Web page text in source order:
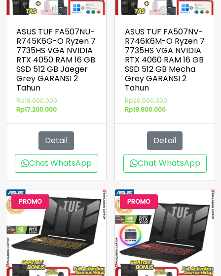
ASUS TUF FA507NU-
R745K6G-O Ryzen 7
7735HS VGA NVIDIA
RTX 4050 RAM 16 GB
SSD 512 GB Jaeger
Grey GARANSI 2
Tahun
Rp18.000.000Harga
Rp17.200.000Harga
adalah:
Rp17.200.000.
Detail
Chat WhatsApp
ASUS TUF FA507NV-
R746K6M-O Ryzen 7
7735HS VGA NVIDIA
RTX 4060 RAM 16 GB
SSD 512 GB Mecha
Grey GARANSI 2
Tahun
Rp20.500.000Harga
Rp19.800.000Harga
adalah:
Rp19.800.000.
Detail
Chat WhatsApp
PROMO PROMO